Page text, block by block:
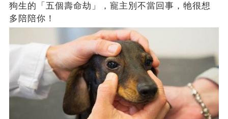
狗生的「五個壽命劫」，寵主別不當回事，牠很想
多陪陪你！